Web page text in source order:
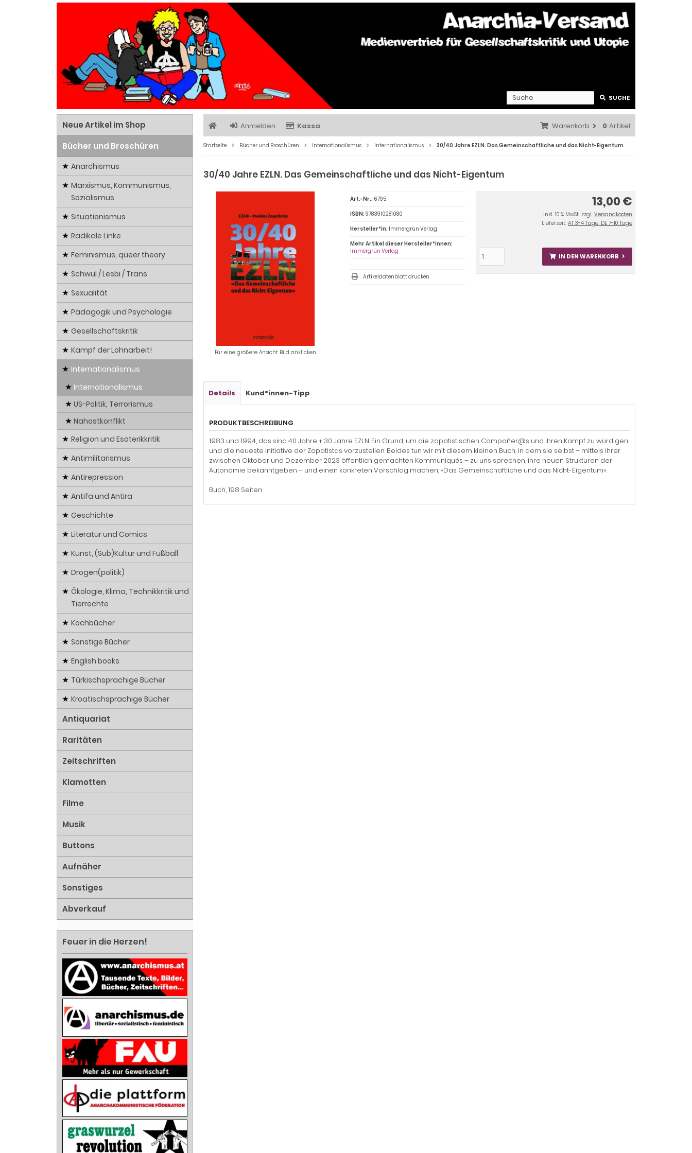
SUCHE
Anmelden Kassa Warenkorb 0 Artikel
Startseite Bücher und Broschüren Internationalismus Internationalismus 30/40 Jahre EZLN. Das Gemeinschaftliche und das Nicht-Eigentum
30/40 Jahre EZLN. Das Gemeinschaftliche und das Nicht-Eigentum
Für eine größere Ansicht Bild anklicken
13,00 €
inkl. 10 % MwSt. zzgl. Versandkosten
Lieferzeit: AT 3-4 Tage, DE 7-10 Tage
IN DEN WARENKORB
Art.-Nr.: 6795
ISBN:9783910281080
Hersteller*in: Immergrün Verlag
Mehr Artikel dieser Hersteller*innen:
Immergrün Verlag
Artikeldatenblatt drucken
Details Kund*innen-Tipp
PRODUKTBESCHREIBUNG
1983 und 1994, das sind 40 Jahre + 30 Jahre EZLN. Ein Grund, um die zapatistischen Compañer@s und ihren Kampf zu würdigen
und die neueste Initiative der Zapatistas vorzustellen. Beides tun wir mit diesem kleinen Buch, in dem sie selbst – mittels ihrer
zwischen Oktober und Dezember 2023 öffentlich gemachten Kommuniqués – zu uns sprechen, ihre neuen Strukturen der
Autonomie bekanntgeben – und einen konkreten Vorschlag machen: »Das Gemeinschaftliche und das Nicht-Eigentum«.
Buch, 198 Seiten
Neue Artikel im Shop
Bücher und Broschüren
Anarchismus
Marxismus, Kommunismus,
Sozialismus
Situationismus
Radikale Linke
Feminismus, queer theory
Schwul / Lesbi / Trans
Sexualität
Pädagogik und Psychologie
Gesellschaftskritik
Kampf der Lohnarbeit!
Internationalismus
Internationalismus
US-Politik, Terrorismus
Nahostkonflikt
Religion und Esoterikkritik
Antimilitarismus
Antirepression
Antifa und Antira
Geschichte
Literatur und Comics
Kunst, (Sub)Kultur und Fußball
Drogen(politik)
Ökologie, Klima, Technikkritik und
Tierrechte
Kochbücher
Sonstige Bücher
English books
Türkischsprachige Bücher
Kroatischsprachige Bücher
Antiquariat
Raritäten
Zeitschriften
Klamotten
Filme
Musik
Buttons
Aufnäher
Sonstiges
Abverkauf
Feuer in die Herzen!